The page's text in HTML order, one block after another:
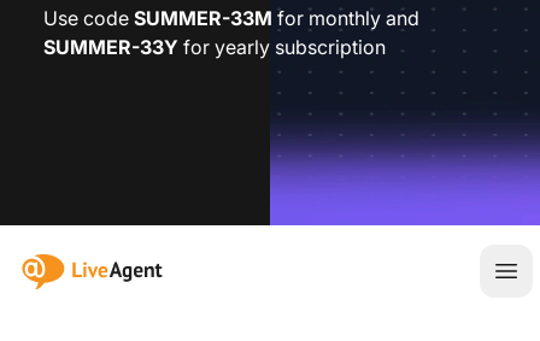
Use code SUMMER-33M for monthly and
SUMMER-33Y for yearly subscription
:site.title